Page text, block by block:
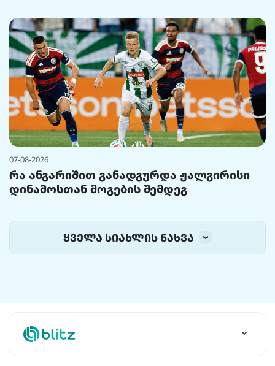
07-08-2026
რა ანგარიშით განადგურდა ჟალგირისი
დინამოსთან მოგების შემდეგ
ყველა სიახლის ნახვა